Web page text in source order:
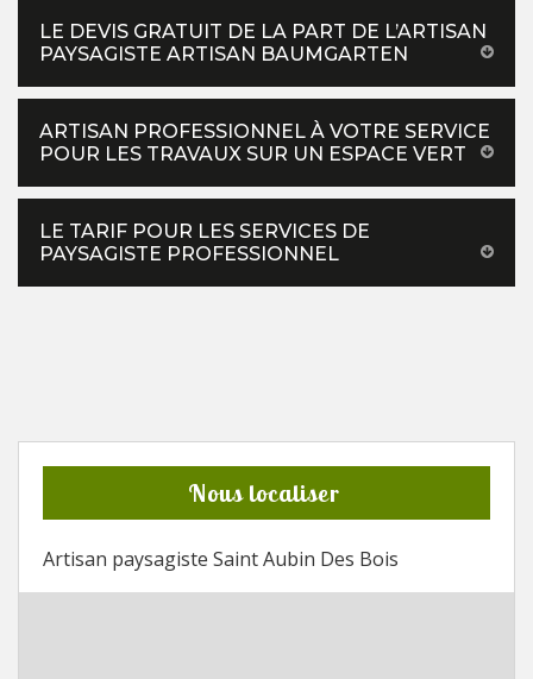
LE DEVIS GRATUIT DE LA PART DE L’ARTISAN
PAYSAGISTE ARTISAN BAUMGARTEN
ARTISAN PROFESSIONNEL À VOTRE SERVICE
POUR LES TRAVAUX SUR UN ESPACE VERT
LE TARIF POUR LES SERVICES DE
PAYSAGISTE PROFESSIONNEL
Nous localiser
Artisan paysagiste Saint Aubin Des Bois